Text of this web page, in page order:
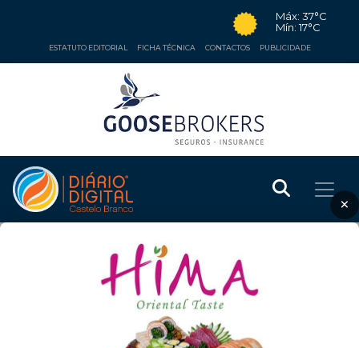
Máx: 37°C
Mín: 17°C
ESTATUTO EDITORIAL FICHA TÉCNICA CONTACTOS PUBLICIDADE
×